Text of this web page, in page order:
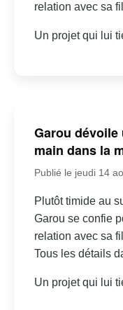
relation avec sa
Un projet qui lui
Garou
main dans la
Publié le jeudi 14
Plutôt timide au
Garou se confie
relation avec sa
Tous les détails
Un projet qui lui